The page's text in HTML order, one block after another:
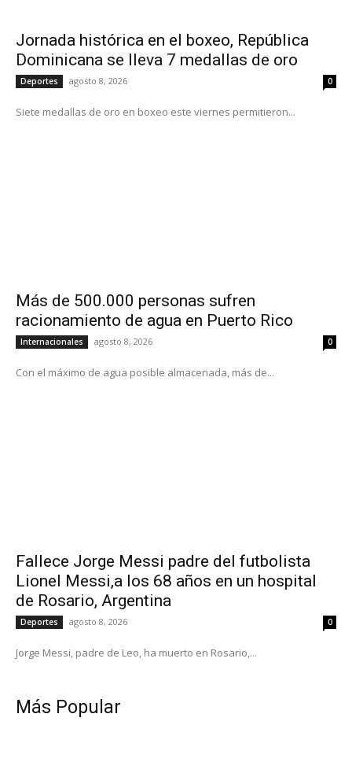
Jornada histórica en el boxeo, República
Dominicana se lleva 7 medallas de oro
Deportes agosto 8, 2026 0
Siete medallas de oro en boxeo este viernes permitieron...
Más de 500.000 personas sufren
racionamiento de agua en Puerto Rico
Internacionales agosto 8, 2026 0
Con el máximo de agua posible almacenada, más de...
Fallece Jorge Messi padre del futbolista
Lionel Messi,a los 68 años en un hospital
de Rosario, Argentina
Deportes agosto 8, 2026 0
Jorge Messi, padre de Leo, ha muerto en Rosario,...
Más Popular